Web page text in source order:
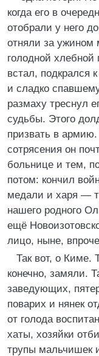
когда его в
отобрали у него
отняли за ужином
голодной хлебной
встал, подкрался
и сладко
размаху треснул
судьбы. Этого
призвать в армию.
сотрясения он
больнице и тем,
потом: кончил
медали и харя —
нашего родного
ещё
лицо, ныне,
Так вот, о Киме.
конечно, замяли.
заведующих,
поварих и нянек
от голода
хаты, хозяйки
трупы мальчишек